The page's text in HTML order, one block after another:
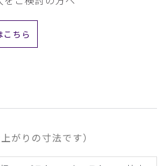
ちら
上がりの寸法です）